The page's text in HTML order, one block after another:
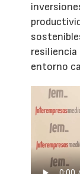
resiliencia
entorno